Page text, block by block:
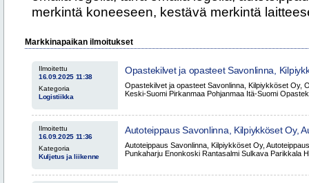
Markkinapaikan ilmoitukset
Ilmoitettu
16.09.2025 11:38
Kategoria
Logistiikka
Opastekilvet ja opasteet Savonlinna,
Savo Uusimaa Keski-Suomi Pirkanmaa
Opastekilvet ja opasteet Savonlinna, Kilpiykköset Oy,
Keski-Suomi Pirkanmaa Pohjanmaa Itä-Suomi
Ilmoitettu
16.09.2025 11:36
Kategoria
Kuljetus ja liikenne
Autoteippaus Savonlinna, Kilpiykköset Oy,
Kerimäki Punkaharju Enonkoski
Heinävesi
Autoteippaus Savonlinna, Kilpiykköset Oy,
Punkaharju Enonkoski Rantasalmi Sulkava Parikkala